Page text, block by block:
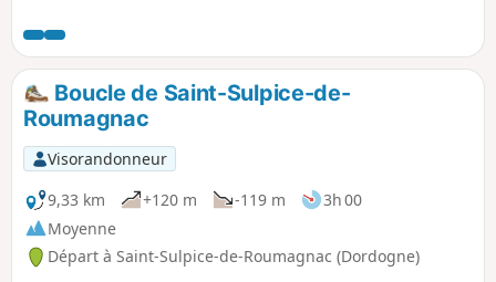
chaussures est un prérequis . Des bâtons de marche seront
un plus.
Boucle de Saint-Sulpice-de-
Roumagnac
Visorandonneur
9,33 km
+120 m -119 m
3h 00
Moyenne
Départ à Saint-Sulpice-de-Roumagnac (Dordogne)